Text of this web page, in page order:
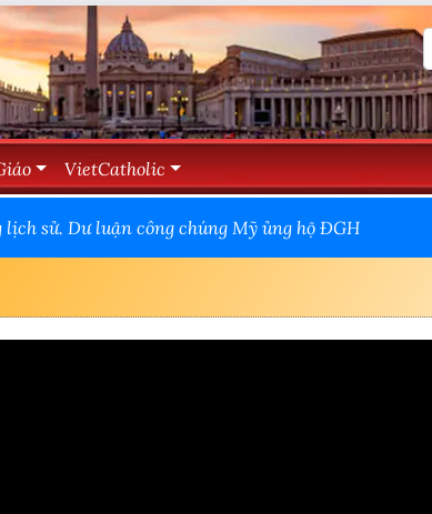
VietCatholic
sử. Dư luận công chúng Mỹ ủng hộ ĐGH